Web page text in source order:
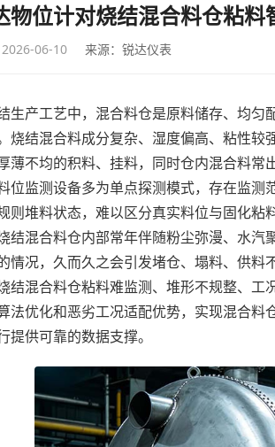
物位计对烧结混合料仓粘料
06-10 来源：锐达仪表
产工艺中，混合料仓是原料储存、均匀
烧结混合料成分复杂、湿度偏高、粘性
薄不均的积料、挂料，同时仓内混合料常
监测设备多为单点探测模式，存在监测
则堆料状态，难以区分真实料位与固化
结混合料仓内部常年伴随粉尘弥漫、水
情况，久而久之会引发堵仓、塌料、供料
混合料仓粘料难监测、堆形不规整、工
法优化和恶劣工况适配优势，实现混合
提供可靠的数据支撑。